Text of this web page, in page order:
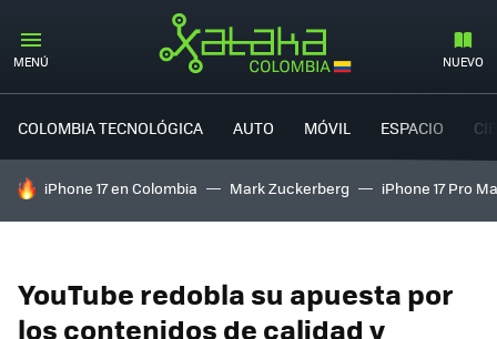
MENÚ NUEVO
COLOMBIA TECNOLÓGICA AUTO MÓVIL ESPACIO
HOY SE HABLA DE
iPhone 17 en Colombia Mark Zuckerberg iPhone 17 Pro
YouTube redobla su apuesta por
los contenidos de calidad y